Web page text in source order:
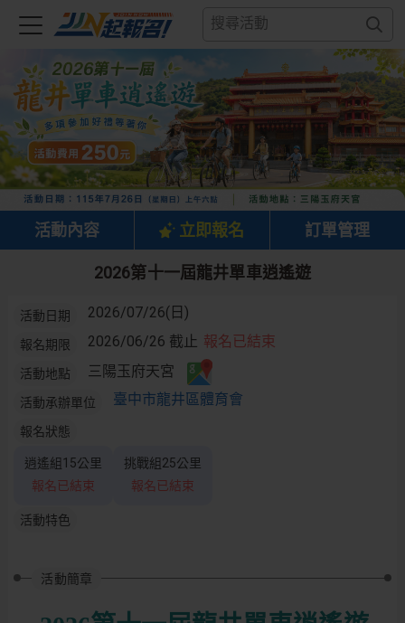
活動內容 立即報名 訂單管理
2026第十一屆龍井單車逍遙遊
活動日期 2026/07/26(日)
報名期限 2026/06/26 截止 報名已結束
活動地點 三陽玉府天宮
活動承辦單位 臺中市龍井區體育會
報名狀態
逍遙組15公里
報名已結束
挑戰組25公里
報名已結束
活動特色
活動簡章